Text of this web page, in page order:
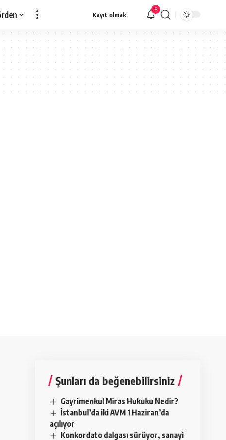
Kayıt olmak
9
Şunları da beğenebilirsiniz
Gayrimenkul Miras Hukuku Nedir?
İstanbul’da iki AVM 1 Haziran’da
açılıyor
Konkordato dalgası sürüyor, sanayi